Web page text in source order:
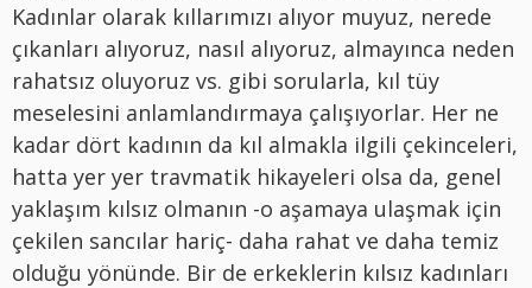
Kadınlar olarak kıllarımızı alıyor muyuz, nerede
çıkanları alıyoruz, nasıl alıyoruz, almayınca neden
rahatsız oluyoruz vs. gibi sorularla, kıl tüy
meselesini anlamlandırmaya çalışıyorlar. Her ne
kadar dört kadının da kıl almakla ilgili çekinceleri,
hatta yer yer travmatik hikayeleri olsa da, genel
yaklaşım kılsız olmanın -o aşamaya ulaşmak için
çekilen sancılar hariç- daha rahat ve daha temiz
olduğu yönünde. Bir de erkeklerin kılsız kadınları